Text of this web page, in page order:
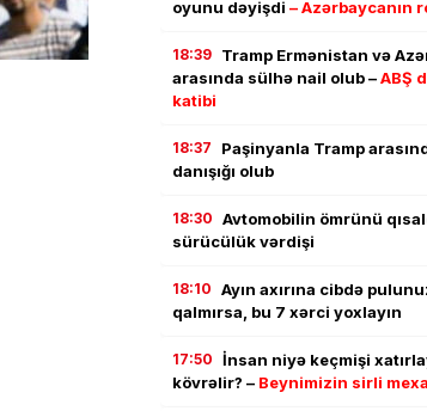
oyunu dəyişdi – Azərbaycanın
18:39 Tramp Ermənistan və
arasında sülhə nail olub –ABŞ
katibi
18:37
Paşinyanla Tramp
danışığı olub
18:30 Avtomobilin ömrünü
sürücülük vərdişi
18:10 Ayın axırına cibdə
qalmırsa, bu 7 xərci yoxlayın
17:50 İnsan niyə keçmişi
kövrəlir? – Beynimizin sirli